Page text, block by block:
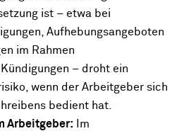
ist – etwa bei
Aufhebungsangeboten
im Rahmen
– droht ein
wenn der Arbeitgeber sich
bedient hat.
Arbeitgeber: Im